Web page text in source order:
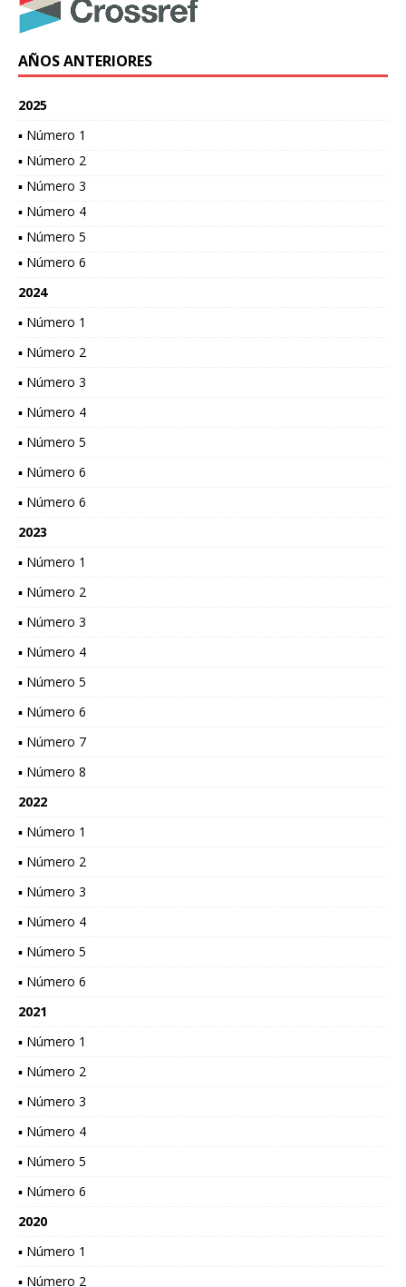
AÑOS ANTERIORES
2025
▪ Número 1
▪ Número 2
▪ Número 3
▪ Número 4
▪ Número 5
▪ Número 6
2024
▪ Número 1
▪ Número 2
▪ Número 3
▪ Número 4
▪ Número 5
▪ Número 6
▪ Número 6
2023
▪ Número 1
▪ Número 2
▪ Número 3
▪ Número 4
▪ Número 5
▪ Número 6
▪ Número 7
▪ Número 8
2022
▪ Número 1
▪ Número 2
▪ Número 3
▪ Número 4
▪ Número 5
▪ Número 6
2021
▪ Número 1
▪ Número 2
▪ Número 3
▪ Número 4
▪ Número 5
▪ Número 6
2020
▪ Número 1
▪ Número 2